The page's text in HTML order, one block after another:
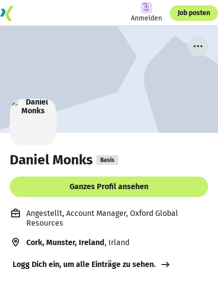
Anmelden
Job posten
Daniel Monks Basis
Ganzes Profil ansehen
Angestellt, Account Manager, Oxford Global
Resources
Cork, Munster, Ireland, Irland
Logg Dich ein, um alle Einträge zu sehen.